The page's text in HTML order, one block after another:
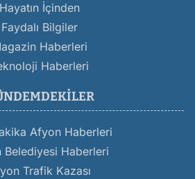
Hayatın İçinden
Faydalı Bilgiler
Haberleri
Haberleri
Afyon Haberleri
Belediyesi Haberleri
Trafik Kazası